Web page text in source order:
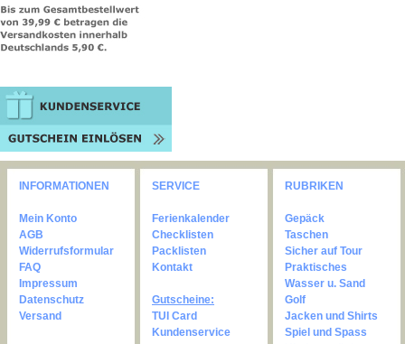
INFORMATIONEN
Mein Konto
AGB
Widerrufsformular
FAQ
Impressum
Datenschutz
Versand
SERVICE
Ferienkalender
Checklisten
Packlisten
Kontakt
Gutscheine:
TUI Card
Kundenservice
RUBRIKEN
Gepäck
Taschen
Sicher auf Tour
Praktisches
Wasser u. Sand
Golf
Jacken und Shirts
Spiel und Spass